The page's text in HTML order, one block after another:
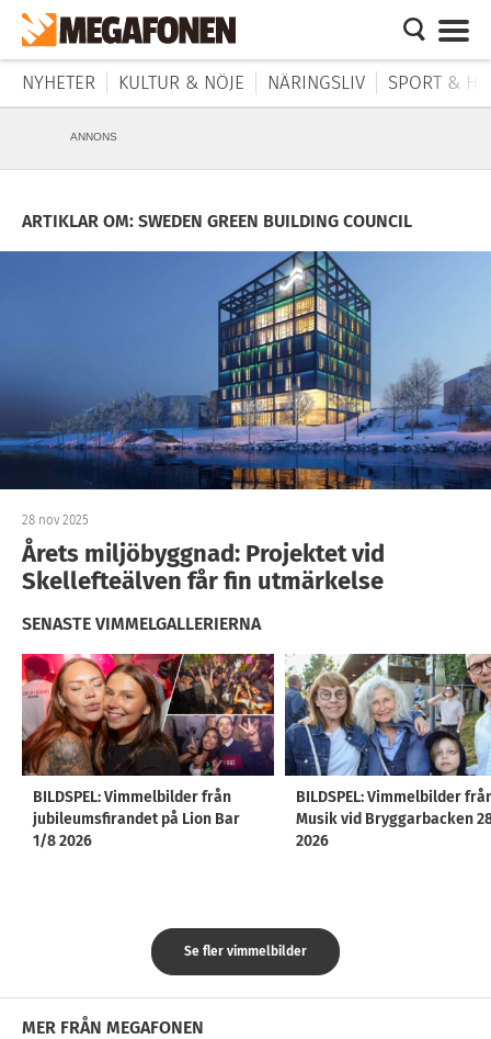
NYHETER KULTUR & NÖJE NÄRINGSLIV SPORT &
ANNONS
ARTIKLAR OM: SWEDEN GREEN BUILDING COUNCIL
28 nov 2025
Årets miljöbyggnad: Projektet vid
Skellefteälven får fin utmärkelse
SENASTE VIMMELGALLERIERNA
BILDSPEL: Vimmelbilder från
jubileumsfirandet på Lion Bar
1/8 2026
BILDSPEL: Vimmelbilder
Musik vid Bryggarbacken
2026
Se fler vimmelbilder
MER FRÅN MEGAFONEN